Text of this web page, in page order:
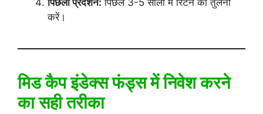
पिछला प्रदर्शन: पिछले 3-5 सालों में रिटर्न की तुलना
करें।
मिड कैप इंडेक्स फंड्स में निवेश करने
का सही तरीका